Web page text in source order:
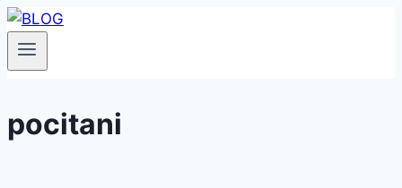
Přeskočit
na
obsah
pocitani